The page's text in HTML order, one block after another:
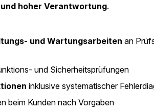
hoher Verantwortung.
und Wartungsarbeiten an
und Sicherheitsprüfungen
inklusive systematischer
beim Kunden nach Vorgaben